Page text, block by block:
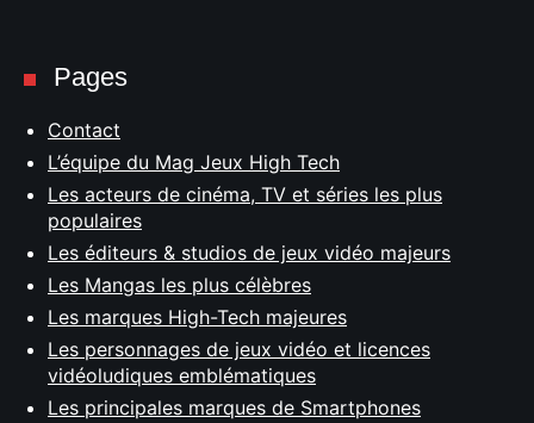
Pages
Contact
L’équipe du Mag Jeux High Tech
Les acteurs de cinéma, TV et séries les plus
populaires
Les éditeurs & studios de jeux vidéo majeurs
Les Mangas les plus célèbres
Les marques High-Tech majeures
Les personnages de jeux vidéo et licences
vidéoludiques emblématiques
Les principales marques de Smartphones